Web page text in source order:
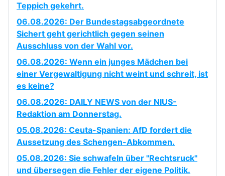
Teppich gekehrt.
06.08.2026: Der Bundestagsabgeordnete
Sichert geht gerichtlich gegen seinen
Ausschluss von der Wahl vor.
06.08.2026: Wenn ein junges Mädchen bei
einer Vergewaltigung nicht weint und schreit, ist
es keine?
06.08.2026: DAILY NEWS von der NIUS-
Redaktion am Donnerstag.
05.08.2026: Ceuta-Spanien: AfD fordert die
Aussetzung des Schengen-Abkommen.
05.08.2026: Sie schwafeln über "Rechtsruck"
und übersegen die Fehler der eigene Politik.